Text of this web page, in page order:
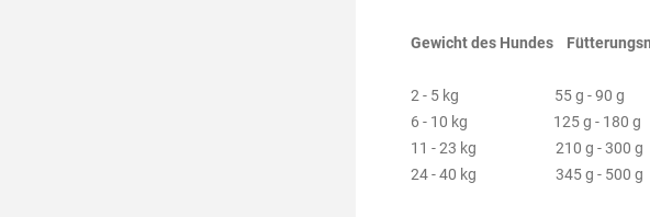
Gewicht des Hundes
2 - 5 kg 55 g - 90 g
6 - 10 kg 125 g - 180 g
11 - 23 kg 210 g - 300 g
24 - 40 kg 345 g - 500 g